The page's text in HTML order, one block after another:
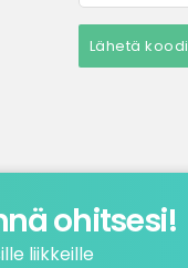
Lähetä koodi
ohitsesi!
liikkeille